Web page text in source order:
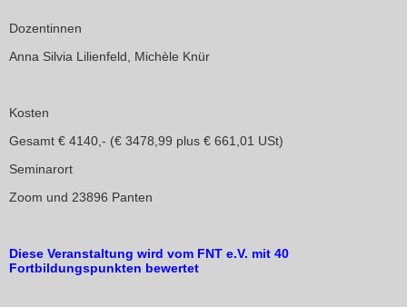
Dozentinnen
Anna Silvia Lilienfeld, Michèle Knür
Kosten
Gesamt € 4140,- (€ 3478,99 plus € 661,01 USt)
Seminarort
Zoom und 23896 Panten
Diese Veranstaltung wird vom FNT e.V. mit 40
Fortbildungspunkten bewertet